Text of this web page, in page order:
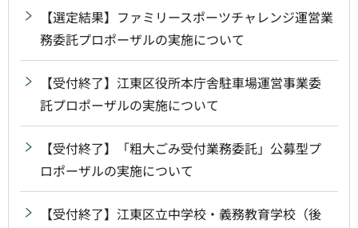
【選定結果】ファミリースポーツチャレンジ運営業
務委託プロポーザルの実施について
【受付終了】江東区役所本庁舎駐車場運営事業委
託プロポーザルの実施について
【受付終了】「粗大ごみ受付業務委託」公募型プ
ロポーザルの実施について
【受付終了】江東区立中学校・義務教育学校（後